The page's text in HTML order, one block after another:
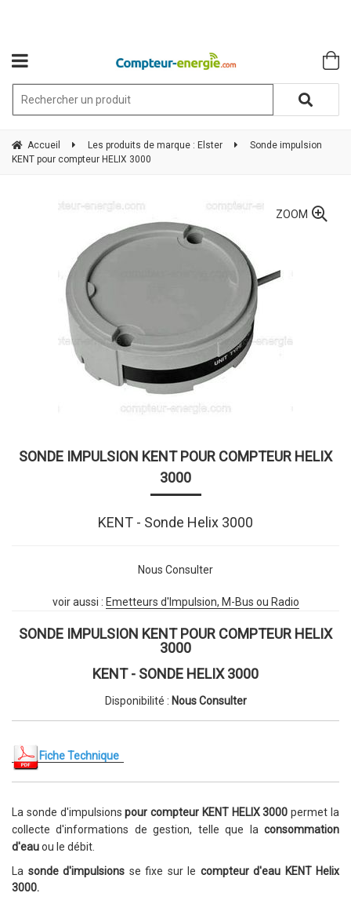
Accueil Les produits de marque : Elster
Sonde impulsion
KENT pour compteur HELIX 3000
ZOOM
SONDE IMPULSION KENT POUR COMPTEUR HELIX
3000
KENT - Sonde Helix 3000
Nous Consulter
voir aussi : Emetteurs d'Impulsion, M-Bus ou Radio
SONDE IMPULSION KENT POUR COMPTEUR HELIX
3000
KENT - SONDE HELIX 3000
Disponibilité : Nous Consulter
Fiche Technique
La sonde d'impulsionspour compteur KENT HELIX 3000 permet la
collected'informations de gestion, telle que laconsommation
d'eauou le débit.
La sonde d'impulsions se fixe sur le compteur d'eau KENT Helix
3000.